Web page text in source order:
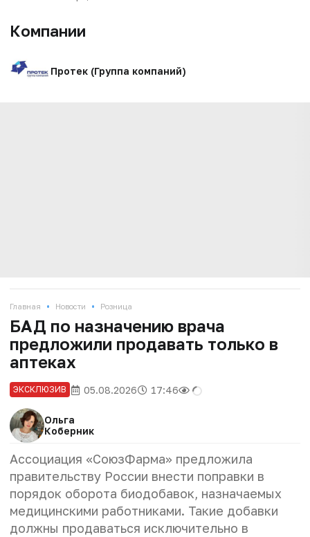
Компании
Протек (Группа компаний)
Главная • Новости • Розница
БАД по назначению врача
предложили продавать только в
аптеках
ЭКСКЛЮЗИВ 05.08.2026 17:46
Ольга
Коберник
Ассоциация «СоюзФарма» предложила
правительству России внести поправки в
порядок оборота биодобавок, назначаемых
медицинскими работниками. Такие добавки
должны продаваться исключительно в